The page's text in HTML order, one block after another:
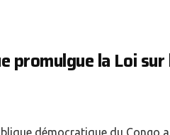
promulgue la Loi sur
démocratique du Congo